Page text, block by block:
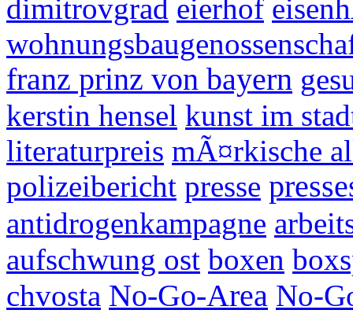
dimitrovgrad eierhof
franz prinz von bayern
kerstin hensel kunst im
literaturpreis mÃ¤rkische
polizeibericht presse
antidrogenkampagne
aufschwung ost boxen
chvosta No-Go-Area No-